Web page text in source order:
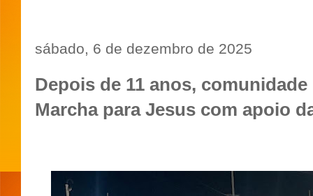
sábado, 6 de dezembro de 2025
Depois de 11 anos,
Marcha para Jesus com apoio